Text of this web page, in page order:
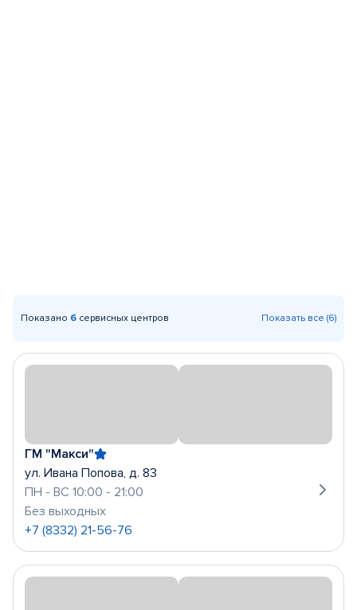
Показано 6 сервисных центров Показать все (6)
ГМ "Макси"
ул. Ивана Попова, д. 83
ПН - ВС 10:00 - 21:00
Без выходных
+7 (8332) 21-56-76